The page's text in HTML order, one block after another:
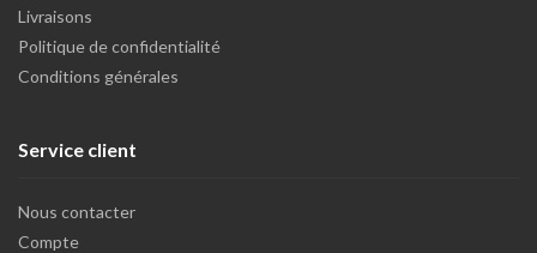
Livraisons
Politique de confidentialité
Conditions générales
Service client
Nous contacter
Compte